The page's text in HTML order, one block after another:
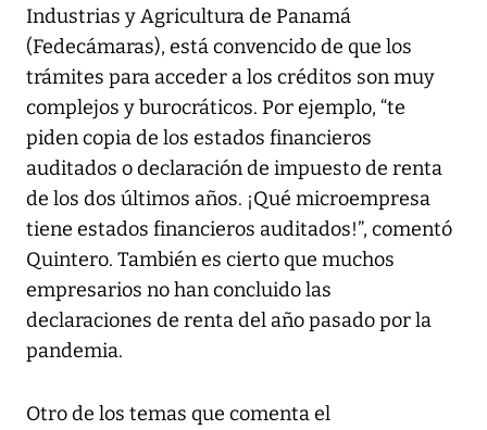
Industrias y Agricultura de Panamá
(Fedecámaras), está convencido de que los
trámites para acceder a los créditos son muy
complejos y burocráticos. Por ejemplo, “te
piden copia de los estados financieros
auditados o declaración de impuesto de renta
de los dos últimos años. ¡Qué microempresa
tiene estados financieros auditados!”, comentó
Quintero. También es cierto que muchos
empresarios no han concluido las
declaraciones de renta del año pasado por la
pandemia.
Otro de los temas que comenta el